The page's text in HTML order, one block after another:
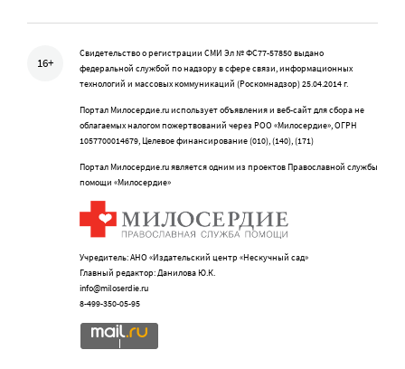
16+
Свидетельство о регистрации СМИ Эл № ФС77-57850 выдано
федеральной службой по надзору в сфере связи, информационных
технологий и массовых коммуникаций (Роскомнадзор) 25.04.2014 г.
Портал Милосердие.ru использует объявления и веб-сайт для сбора не
облагаемых налогом пожертвований через РОО «Милосердие», ОГРН
1057700014679, Целевое финансирование (010), (140), (171)
Портал Милосердие.ru является одним из проектов Православной службы
помощи «Милосердие»
Учредитель: АНО «Издательский центр «Нескучный сад»
Главный редактор: Данилова Ю.К.
info@miloserdie.ru
8-499-350-05-95